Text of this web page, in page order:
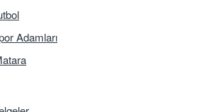
Adamları